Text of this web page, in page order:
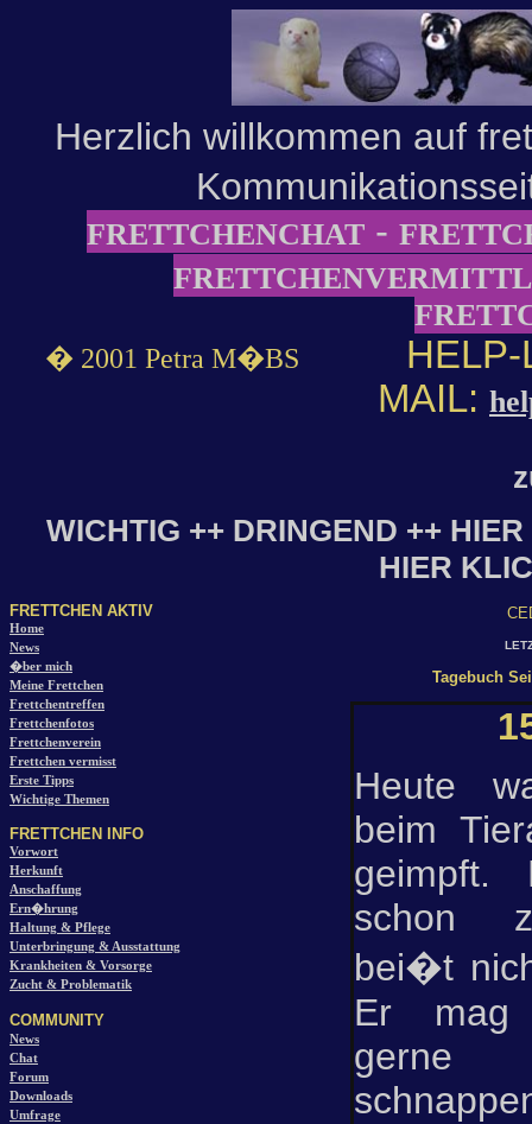
Herzlich willkommen auf
FRETTCHENCHAT -
� 2001 Petra M�BS
HELP-
MAIL:
WICHTIG ++ DRINGEND ++
HIER
FRETTCHEN AKTIV
Home
News
�ber mich
Meine Frettchen
Frettchentreffen
Frettchenfotos
Frettchenverein
Frettchen vermisst
Erste Tipps
Wichtige Themen
FRETTCHEN INFO
Vorwort
Herkunft
Anschaffung
Ern�hrung
Haltung & Pflege
Unterbringung & Ausstattung
Krankheiten & Vorsorge
Zucht & Problematik
COMMUNITY
News
Chat
Forum
Downloads
Umfrage
Tagebuch
Heute
beim
geimpft.
schon
bei�t
Er mag
gerne